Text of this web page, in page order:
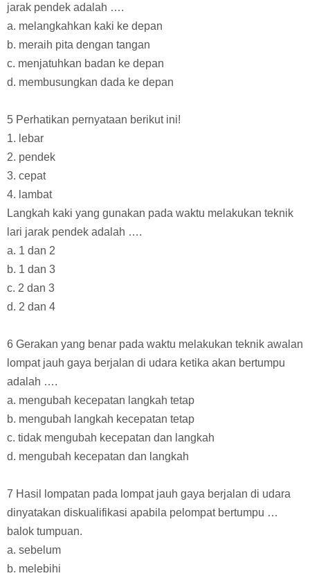
jarak pendek adalah ….
a. melangkahkan kaki ke depan
b. meraih pita dengan tangan
c. menjatuhkan badan ke depan
d. membusungkan dada ke depan
5 Perhatikan pernyataan berikut ini!
1. lebar
2. pendek
3. cepat
4. lambat
Langkah kaki yang gunakan pada waktu melakukan teknik
lari jarak pendek adalah ….
a. 1 dan 2
b. 1 dan 3
c. 2 dan 3
d. 2 dan 4
6 Gerakan yang benar pada waktu melakukan teknik awalan
lompat jauh gaya berjalan di udara ketika akan bertumpu
adalah ….
a. mengubah kecepatan langkah tetap
b. mengubah langkah kecepatan tetap
c. tidak mengubah kecepatan dan langkah
d. mengubah kecepatan dan langkah
7 Hasil lompatan pada lompat jauh gaya berjalan di udara
dinyatakan diskualifikasi apabila pelompat bertumpu …
balok tumpuan.
a. sebelum
b. melebihi